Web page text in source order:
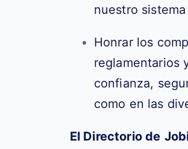
nuestro
Honrar los
reglamentarios
confianza,
como en las
El Directorio de